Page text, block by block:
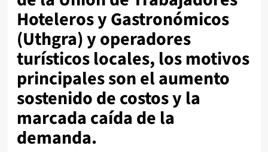
Hoteleros y Gastronómicos
(Uthgra) y operadores
turísticos locales, los motivos
principales son el aumento
sostenido de costos y la
marcada caída de la
demanda.